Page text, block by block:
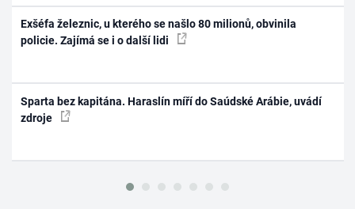
Exšéfa železnic, u kterého se našlo 80 milionů, obvinila
policie. Zajímá se i o další lidi
Sparta bez kapitána. Haraslín míří do Saúdské Arábie, uvádí
zdroje